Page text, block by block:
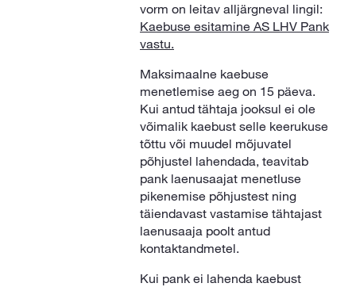
vorm on leitav alljärgneval lingil:
Kaebuse esitamine AS LHV Pank
vastu.
Maksimaalne kaebuse
menetlemise aeg on 15 päeva.
Kui antud tähtaja jooksul ei ole
võimalik kaebust selle keerukuse
tõttu või muudel mõjuvatel
põhjustel lahendada, teavitab
pank laenusaajat menetluse
pikenemise põhjustest ning
täiendavast vastamise tähtajast
laenusaaja poolt antud
kontaktandmetel.
Kui pank ei lahenda kaebust